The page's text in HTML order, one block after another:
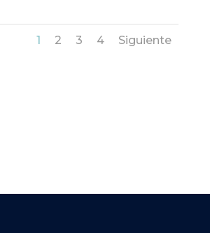
1 2 3 4 Siguiente